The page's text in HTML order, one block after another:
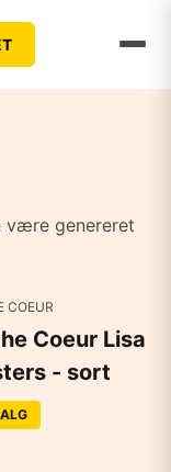
være genereret
COEUR
Coeur Lisa
- sort